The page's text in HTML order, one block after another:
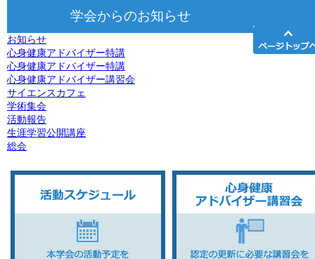
学会からのお知らせ
お知らせ
心身健康アドバイザー特講
心身健康アドバイザー特講
心身健康アドバイザー講習会
サイエンスカフェ
学術集会
活動報告
生涯学習公開講座
総会